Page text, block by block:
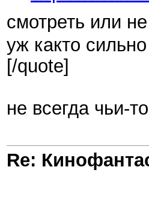
смотреть или
уж както
[/quote]
не всегда чьи-
Re: